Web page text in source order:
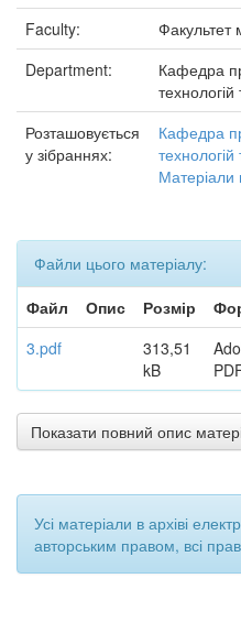
Faculty:
Факультет
Department:
Кафедра
Розташовується
у зібраннях:
Кафедра
Матеріали
Файли цього матеріалу:
Файл
Опис Розмір
3.pdf
313,51
kB
Показати повний опис
Усі матеріали в архіві
авторським правом, всі